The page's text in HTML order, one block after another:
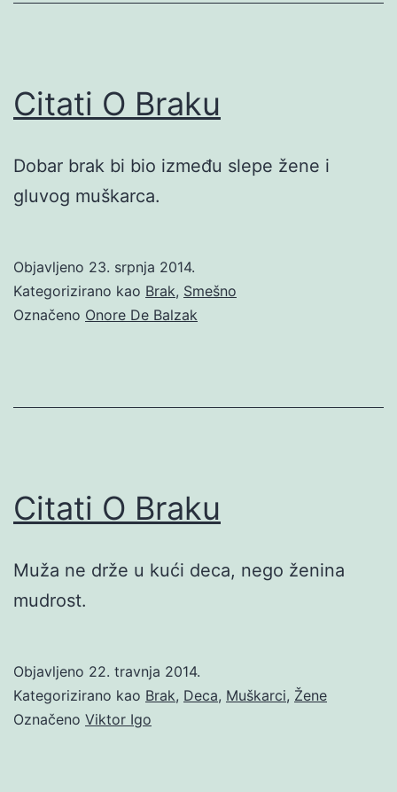
Citati O Braku
Dobar brak bi bio između slepe žene i
gluvog muškarca.
Objavljeno 23. srpnja 2014.
Kategorizirano kao Brak, Smešno
Označeno Onore De Balzak
Citati O Braku
Muža ne drže u kući deca, nego ženina
mudrost.
Objavljeno 22. travnja 2014.
Kategorizirano kao Brak, Deca, Muškarci, Žene
Označeno Viktor Igo